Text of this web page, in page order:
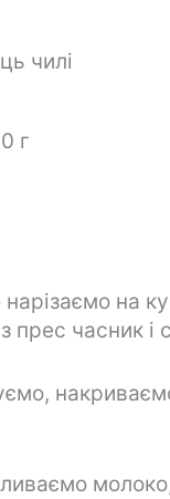
чилі
г
на
часник і